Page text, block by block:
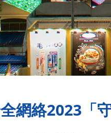
網絡2023「